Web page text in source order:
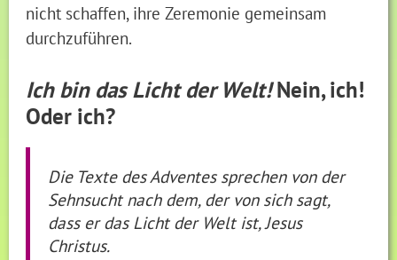
nicht schaffen, ihre Zeremonie gemeinsam
durchzuführen.
Ich bin das Licht der Welt!Nein, ich!
Oder ich?
Die Texte des Adventes sprechen von der
Sehnsucht nach dem, der von sich sagt,
dass er das Licht der Welt ist, Jesus
Christus.